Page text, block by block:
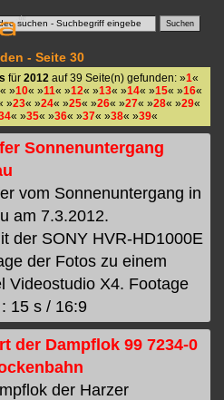
- Seite 30
für 2012 auf 39 Seite(n) gefunden: »1«
« »10« »11« »12« »13« »14« »15« »16«
»23« »24« »25« »26« »27« »28« »29«
« »35« »36« »37« »38« »39«
Sonnenuntergang
vom Sonnenuntergang in
am 7.3.2012.
der SONY HVR-HD1000E
der Fotos zu einem
Videostudio X4. Footage
15 s / 16:9
der Dampflok 99 7234-0
der Harzer